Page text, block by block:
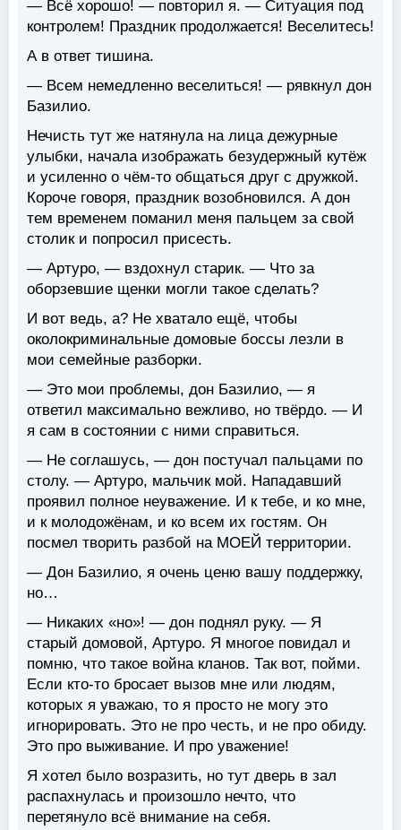
— Всё хорошо! — повторил я. — Ситуация под
контролем! Праздник продолжается! Веселитесь!
А в ответ тишина.
— Всем немедленно веселиться! — рявкнул дон
Базилио.
Нечисть тут же натянула на лица дежурные
улыбки, начала изображать безудержный кутёж
и усиленно о чём-то общаться друг с дружкой.
Короче говоря, праздник возобновился. А дон
тем временем поманил меня пальцем за свой
столик и попросил присесть.
— Артуро, — вздохнул старик. — Что за
оборзевшие щенки могли такое сделать?
И вот ведь, а? Не хватало ещё, чтобы
околокриминальные домовые боссы лезли в
мои семейные разборки.
— Это мои проблемы, дон Базилио, — я
ответил максимально вежливо, но твёрдо. — И
я сам в состоянии с ними справиться.
— Не соглашусь, — дон постучал пальцами по
столу. — Артуро, мальчик мой. Нападавший
проявил полное неуважение. И к тебе, и ко мне,
и к молодожёнам, и ко всем их гостям. Он
посмел творить разбой на МОЕЙ территории.
— Дон Базилио, я очень ценю вашу поддержку,
но…
— Никаких «но»! — дон поднял руку. — Я
старый домовой, Артуро. Я многое повидал и
помню, что такое война кланов. Так вот, пойми.
Если кто-то бросает вызов мне или людям,
которых я уважаю, то я просто не могу это
игнорировать. Это не про честь, и не про обиду.
Это про выживание. И про уважение!
Я хотел было возразить, но тут дверь в зал
распахнулась и произошло нечто, что
перетянуло всё внимание на себя.